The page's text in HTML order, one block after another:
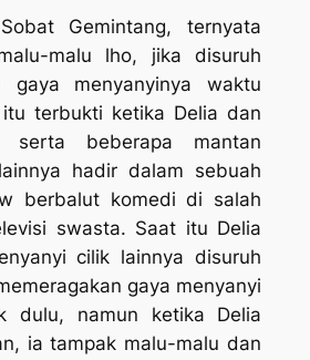
Gemintang, ternyata
malu lho, jika disuruh
gaya menyanyinya waktu
terbukti ketika Delia dan
serta beberapa mantan
hadir dalam sebuah
berbalut komedi di salah
swasta. Saat itu Delia
cilik lainnya disuruh
gaya menyanyi
dulu, namun ketika Delia
ia tampak malu-malu dan